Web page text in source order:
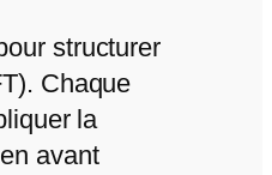
structurer
Chaque
la
avant